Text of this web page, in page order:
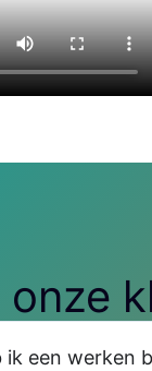
onze
ik een werken